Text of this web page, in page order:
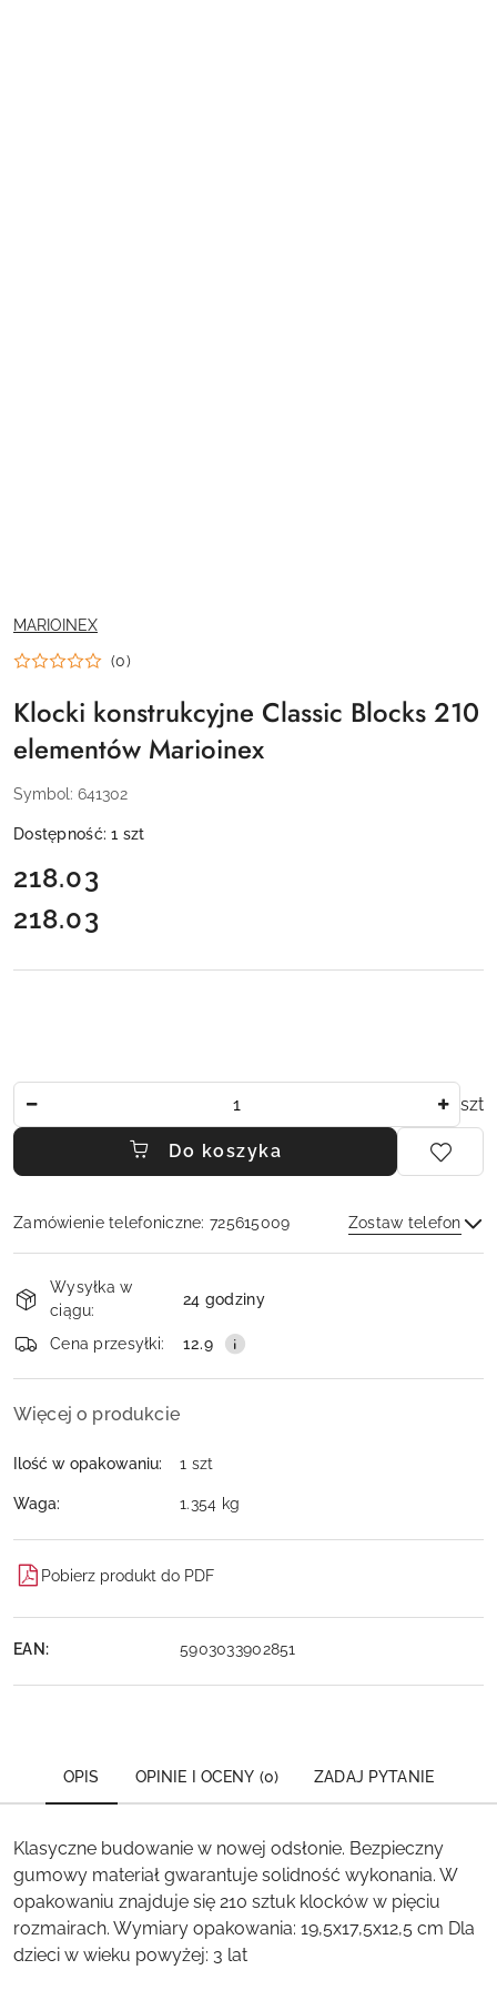
NAZWA
PRODUCENTA:
MARIOINEX
(0)
Klocki konstrukcyjne Classic Blocks 210
elementów Marioinex
Symbol: 641302
Dostępność:1 szt
cena:
218.03
Cena:
218.03
szt
Do koszyka
Zamówienie telefoniczne: 725615009 Zostaw telefon
i
dostawa
Wysyłka w
ciągu:
24 godziny
Cena przesyłki: 12.9
Więcej o produkcie
Ilość w opakowaniu: 1 szt
Waga: 1.354 kg
Pobierz produkt do PDF
EAN: 5903033902851
OPIS OPINIE I OCENY (0) ZADAJ PYTANIE
Klasyczne budowanie w nowej odsłonie. Bezpieczny
gumowy materiał gwarantuje solidność wykonania. W
opakowaniu znajduje się 210 sztuk klocków w pięciu
rozmairach. Wymiary opakowania: 19,5x17,5x12,5 cm Dla
dzieci w wieku powyżej: 3 lat